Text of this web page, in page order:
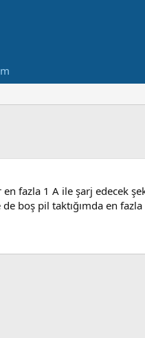
fazla 1 A ile şarj edecek
boş pil taktığımda en fazla